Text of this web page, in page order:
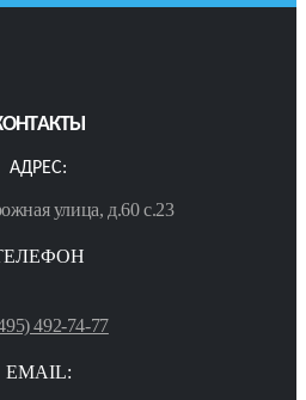
АДРЕС:
улица, д.60 с.23
492-74-77
EMAIL: